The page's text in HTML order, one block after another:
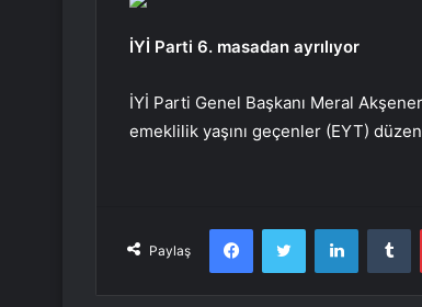
İYİ Parti 6. masadan ayrılıyor
İYİ Parti Genel Başkanı Meral
emeklilik yaşını geçenler (EYT)
Paylaş
FacebookTwitter LinkedIn